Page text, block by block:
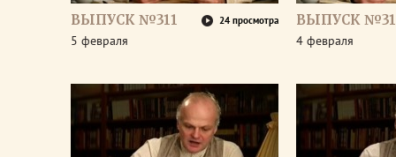
ВЫПУСК №311 24 просмотра
5 февраля
ВЫПУСК
4 февраля